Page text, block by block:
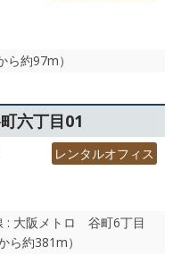
約97m）
六丁目01
レンタルオフィス
: 大阪メトロ 谷町6丁目
約381m）